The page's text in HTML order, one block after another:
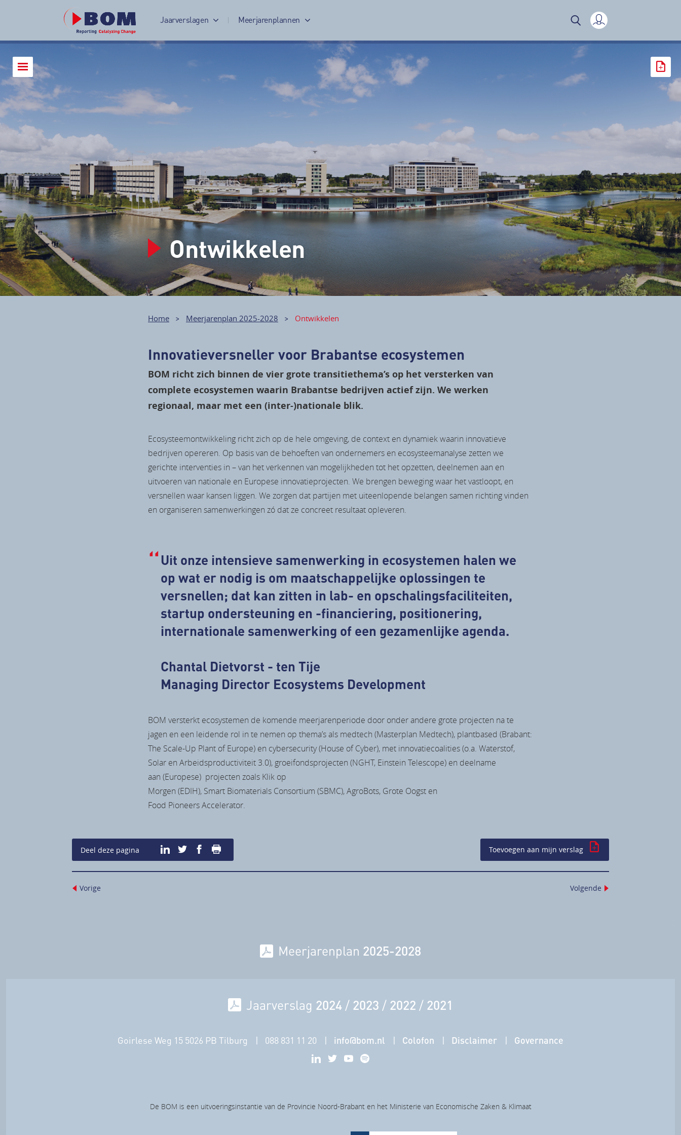
Jaarverslagen
Jaarverslag 2017
Meerjarenplannen
Meerjarenplan 2017-2020
Ontwikkelen
Home Meerjarenplan 2025-2028 Ontwikkelen
Innovatieversneller voor Brabantse ecosystemen
BOM richt zich binnen de vier grote transitiethema’s op het versterken van
complete ecosystemen waarin Brabantse bedrijven actief zijn. We werken
regionaal, maar met een (inter-)nationale blik.
Ecosysteemontwikkeling richt zich op de hele omgeving, de context en dynamiek waarin innovatieve
bedrijven opereren. Op basis van de behoeften van ondernemers en ecosysteemanalyse zetten we
gerichte interventies in – van het verkennen van mogelijkheden tot het opzetten, deelnemen aan en
uitvoeren van nationale en Europese innovatieprojecten. We brengen beweging waar het vastloopt, en
versnellen waar kansen liggen. We zorgen dat partijen met uiteenlopende belangen samen richting vinden
en organiseren samenwerkingen zó dat ze concreet resultaat opleveren.
Uit onze intensieve samenwerking in ecosystemen halen we
op wat er nodig is om maatschappelijke oplossingen te
versnellen; dat kan zitten in lab- en opschalingsfaciliteiten,
startup ondersteuning en -financiering, positionering,
internationale samenwerking of een gezamenlijke agenda.
Chantal Dietvorst - ten Tije
Managing Director Ecosystems Development
BOM versterkt ecosystemen de komende meerjarenperiode door onder andere grote projecten na te
jagen en een leidende rol in te nemen op thema’s als medtech (Masterplan Medtech), plantbased (Brabant:
The Scale-Up Plant of Europe) en cybersecurity (House of Cyber), met innovatiecoalities (o.a. Waterstof,
Solar en Arbeidsproductiviteit 3.0), groeifondsprojecten (NGHT, Einstein Telescope) en deelname
aan (Europese) projecten zoals Klik op
Morgen (EDIH), Smart Biomaterials Consortium (SBMC), AgroBots, Grote Oogst en
Food Pioneers Accelerator.
Deel deze pagina Toevoegen aan mijn verslag
Vorige Volgende
Meerjarenplan 2025-2028
Jaarverslag 2024 / 2023 / 2022 / 2021
Goirlese Weg 15 5026 PB Tilburg 088 831 11 20 info@bom.nl Colofon Disclaimer Governance
De BOM is een uitvoeringsinstantie van de Provincie Noord-Brabant en het Ministerie van Economische Zaken & Klimaat